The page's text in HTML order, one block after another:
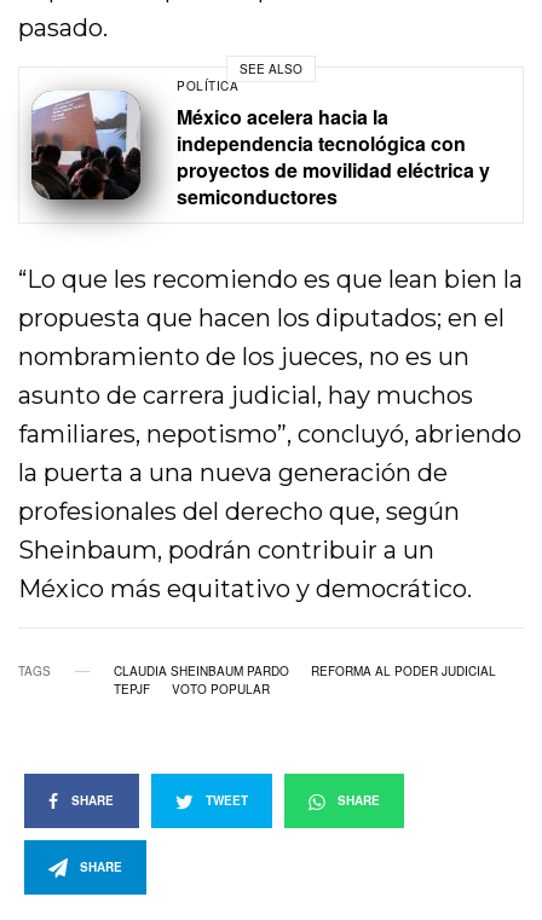
pasado.
SEE ALSO
POLÍTICA
México acelera hacia la
independencia tecnológica con
proyectos de movilidad eléctrica y
semiconductores
“Lo que les recomiendo es que lean bien la
propuesta que hacen los diputados; en el
nombramiento de los jueces, no es un
asunto de carrera judicial, hay muchos
familiares, nepotismo”, concluyó, abriendo
la puerta a una nueva generación de
profesionales del derecho que, según
Sheinbaum, podrán contribuir a un
México más equitativo y democrático.
TAGS CLAUDIA SHEINBAUM PARDO
REFORMA AL PODER JUDICIAL
TEPJF
VOTO POPULAR
SHARE TWEET SHARE
SHARE